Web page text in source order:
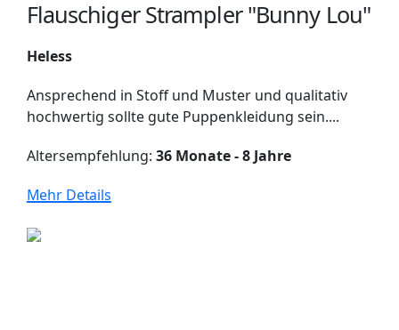
Flauschiger Strampler "Bunny Lou"
Heless
Ansprechend in Stoff und Muster und qualitativ
hochwertig sollte gute Puppenkleidung sein....
Altersempfehlung: 36 Monate - 8 Jahre
Mehr Details